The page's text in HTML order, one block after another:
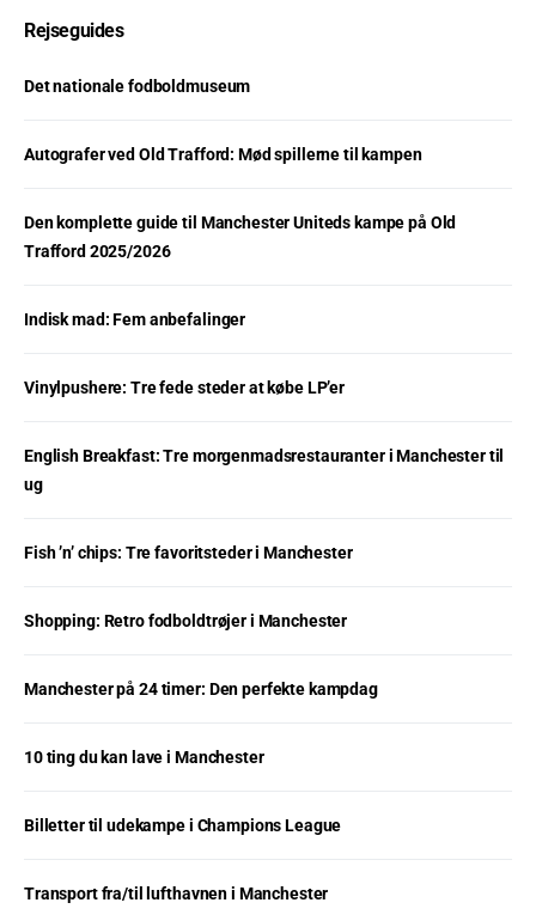
Rejseguides
Det nationale fodboldmuseum
Autografer ved Old Trafford: Mød spillerne til kampen
Den komplette guide til Manchester Uniteds kampe på Old
Trafford 2025/2026
Indisk mad: Fem anbefalinger
Vinylpushere: Tre fede steder at købe LP’er
English Breakfast: Tre morgenmadsrestauranter i Manchester til
ug
Fish ’n’ chips: Tre favoritsteder i Manchester
Shopping: Retro fodboldtrøjer i Manchester
Manchester på 24 timer: Den perfekte kampdag
10 ting du kan lave i Manchester
Billetter til udekampe i Champions League
Transport fra/til lufthavnen i Manchester